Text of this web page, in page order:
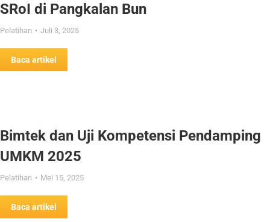
SRoI di Pangkalan Bun
Pelatihan Juli 3, 2025
Baca artikel
Bimtek dan Uji Kompetensi Pendamping
UMKM 2025
Pelatihan Mei 15, 2025
Baca artikel